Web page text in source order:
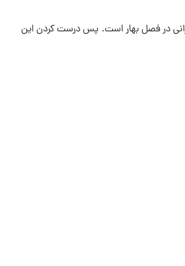
در فصل بهار است. پس درست کردن این